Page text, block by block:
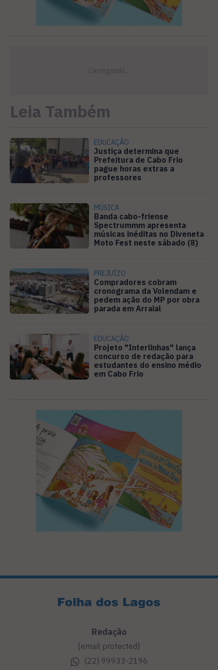
Leia Também
EDUCAÇÃO
Justiça determina que
Prefeitura de Cabo Frio
pague horas extras a
professores
MÚSICA
Banda cabo-friense
Spectrummm apresenta
músicas inéditas no Diveneta
Moto Fest neste sábado (8)
PREJUÍZO
Compradores cobram
cronograma da Volendam e
pedem ação do MP por obra
parada em Arraial
EDUCAÇÃO
Projeto "Interlinhas" lança
concurso de redação para
estudantes do ensino médio
em Cabo Frio
Redação
[email protected]
(22) 99933-2196